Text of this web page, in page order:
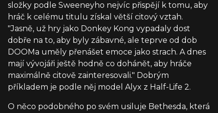
složky podle Sweeneyho nejvíc přispějí k tomu, aby
hráč k celému titulu získal větší citový vztah.
"Jasně, už hry jako Donkey Kong vypadaly dost
dobře na to, aby byly zábavné, ale teprve od dob
DOOMa uměly přenášet emoce jako strach. A dnes
mají vývojáři ještě hodně co dohánět, aby hráče
maximálně citově zainteresovali." Dobrým
příkladem je podle něj model Alyx z Half-Life 2.
O něco podobného po svém usiluje Bethesda, která